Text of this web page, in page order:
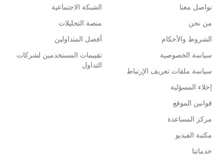
تواصل معنا
من نحن
الشروط والأحكام
سياسة الخصوصية
سياسة ملفات تعريف الإرتباط
إخلاء المسؤلية
قوانين الموقع
مركز المساعدة
مكتبة الفيديو
خدماتنا
الشبكة الاجتماعية
منصة التحليلات
أفضل المتداولين
تقييمات المستخدمين لشركات
التداول